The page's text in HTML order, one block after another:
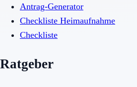
Antrag-Generator
Checkliste Heimaufnahme
Checkliste
Ratgeber